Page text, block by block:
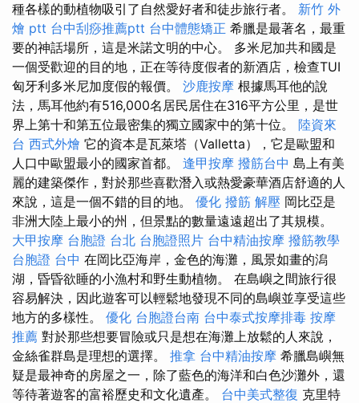
種各樣的動植物吸引了自然愛好者和徒步旅行者。 新竹 外
燴 ptt 台中刮痧推薦ptt 台中體態矯正 希臘是最著名，最重
要的神話場所，這是米諾文明的中心。 多米尼加共和國是
一個受歡迎的目的地，正在等待度假者的新酒店，檢查TUI
匈牙利多米尼加度假的報價。 沙鹿按摩 根據馬耳他的說
法，馬耳他約有516,000名居民居住在316平方公里，是世
界上第十和第五位最密集的獨立國家中的第十位。 陸資來
台 西式外燴 它的資本是瓦萊塔（Valletta），它是歐盟和
人口中歐盟最小的國家首都。 逢甲按摩 撥筋台中 島上有美
麗的建築傑作，對於那些喜歡潛入或熱愛豪華酒店舒適的人
來說，這是一個不錯的目的地。 優化 撥筋 解壓 岡比亞是
非洲大陸上最小的州，但景點的數量遠遠超出了其規模。
大甲按摩 台胞證 台北 台胞證照片 台中精油按摩 撥筋教學
台胞證 台中 在岡比亞海岸，金色的海灘，風景如畫的潟
湖，昏昏欲睡的小漁村和野生動植物。 在島嶼之間旅行很
容易解決，因此遊客可以輕鬆地發現不同的島嶼並享受這些
地方的多樣性。 優化 台胞證台南 台中泰式按摩排毒 按摩
推薦 對於那些想要冒險或只是想在海灘上放鬆的人來說，
金絲雀群島是理想的選擇。 推拿 台中精油按摩 希臘島嶼無
疑是最神奇的房屋之一，除了藍色的海洋和白色沙灘外，還
等待著遊客的富裕歷史和文化遺產。 台中美式整復 克里特